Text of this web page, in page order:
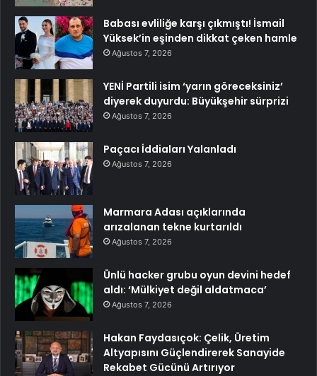
Babası evliliğe karşı çıkmıştı! İsmail
Yüksek’in eşinden dikkat çeken hamle
Ağustos 7, 2026
YENİ Partili isim ‘yarın göreceksiniz’
diyerek duyurdu: Büyükşehir sürprizi
Ağustos 7, 2026
Paçacı İddiaları Yalanladı
Ağustos 7, 2026
Marmara Adası açıklarında
arızalanan tekne kurtarıldı
Ağustos 7, 2026
Ünlü hacker grubu oyun devini hedef
aldı: ‘Mülkiyet değil aldatmaca’
Ağustos 7, 2026
Hakan Faydasıçok: Çelik, Üretim
Altyapısını Güçlendirerek Sanayide
Rekabet Gücünü Artırıyor